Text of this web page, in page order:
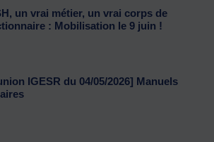
un vrai métier, un vrai corps de
: Mobilisation le 9 juin !
IGESR du 04/05/2026] Manuels